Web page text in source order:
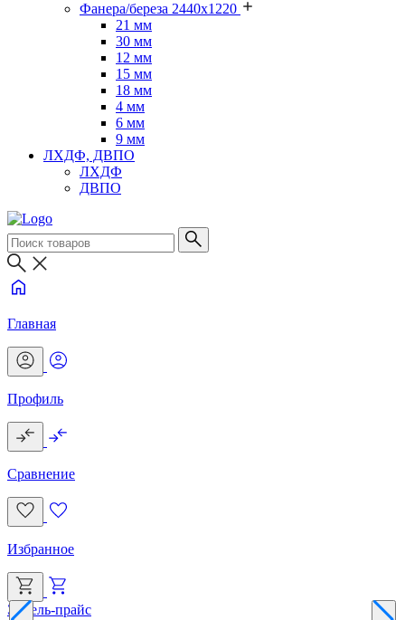
Фанера/береза 2440х1220
21 мм
30 мм
12 мм
15 мм
18 мм
4 мм
6 мм
9 мм
ЛХДФ, ДВПО
ЛХДФ
ДВПО
Главная
Профиль
Сравнение
Избранное
Эксель-прайс